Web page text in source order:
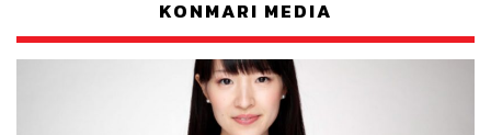
KONMARI MEDIA